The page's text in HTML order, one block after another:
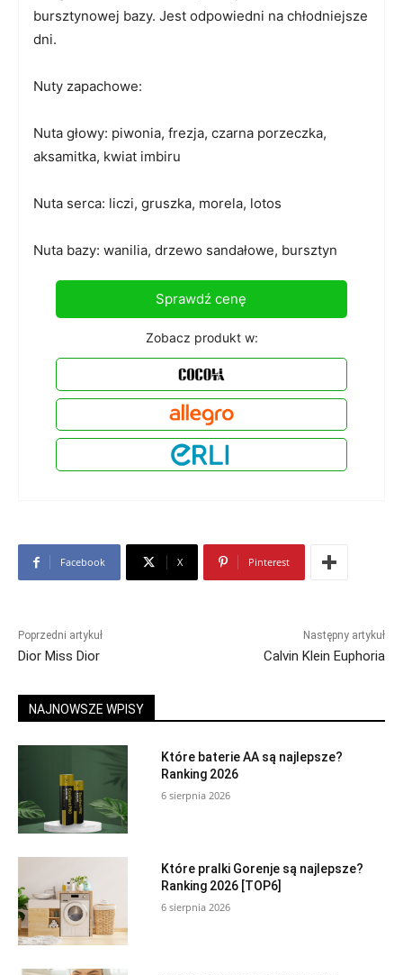
bursztynowej bazy. Jest odpowiedni na chłodniejsze
dni.
Nuty zapachowe:
Nuta głowy: piwonia, frezja, czarna porzeczka,
aksamitka, kwiat imbiru
Nuta serca: liczi, gruszka, morela, lotos
Nuta bazy: wanilia, drzewo sandałowe, bursztyn
Sprawdź cenę
Zobacz produkt w:
Facebook X Pinterest
Poprzedni artykuł
Dior Miss Dior
Następny artykuł
Calvin Klein Euphoria
NAJNOWSZE WPISY
Które baterie AA są najlepsze?
Ranking 2026
6 sierpnia 2026
Które pralki Gorenje są najlepsze?
Ranking 2026 [TOP6]
6 sierpnia 2026